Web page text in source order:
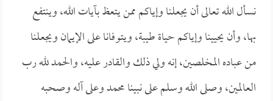
نسأل الله تعالى أن يجعلنا وإياكم ممن يتعظ بآيات الله، وينتفع
بها، وأن يحيينا وإياكم حياة طيبة، ويتوفانا على الإيمان ويجعلنا
من عباده المخلصين، إنه ولي ذلك والقادر عليه، والحمد لله رب
العالمين، وصلى الله وسلم على نبينا محمد وعلى آله وصحبه